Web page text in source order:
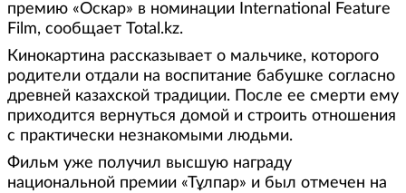
премию «Оскар» в номинации International Feature
Film, сообщает Total.kz.
Кинокартина рассказывает о мальчике, которого
родители отдали на воспитание бабушке согласно
древней казахской традиции. После ее смерти ему
приходится вернуться домой и строить отношения
с практически незнакомыми людьми.
Фильм уже получил высшую награду
национальной премии «Тұлпар» и был отмечен на